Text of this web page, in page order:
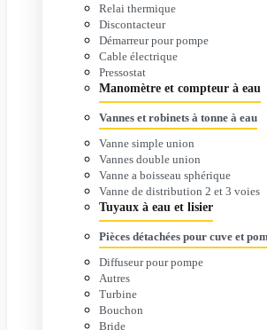
Relai thermique
Discontacteur
Démarreur pour pompe
Cable électrique
Pressostat
Manomètre et compteur à eau
Vannes et robinets à tonne à eau
Vanne simple union
Vannes double union
Vanne a boisseau sphérique
Vanne de distribution 2 et 3 voies
Tuyaux à eau et lisier
Pièces détachées pour cuve et
Diffuseur pour pompe
Autres
Turbine
Bouchon
Bride